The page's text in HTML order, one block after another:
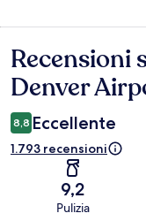
Recensioni
Recensioni
Denver
8,8 Eccellente
1.793 recensioni
9,2
Pulizia